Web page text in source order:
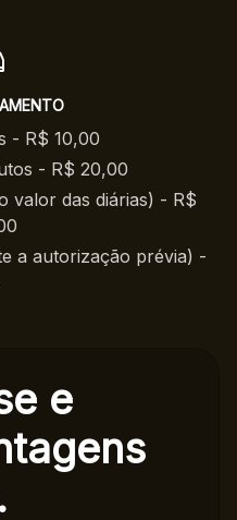
- R$ 10,00
- R$ 20,00
valor das diárias) - R$
a autorização prévia) -
e